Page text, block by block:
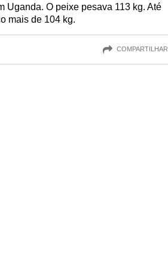
Uganda. O peixe pesava 113 kg. Até
mais de 104 kg.
COMPARTILHAR